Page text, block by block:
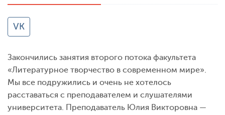
VK
Закончились занятия второго потока факультета
«Литературное творчество в современном мире».
Мы все подружились и очень не хотелось
расставаться с преподавателем и слушателями
университета. Преподаватель Юлия Викторовна —